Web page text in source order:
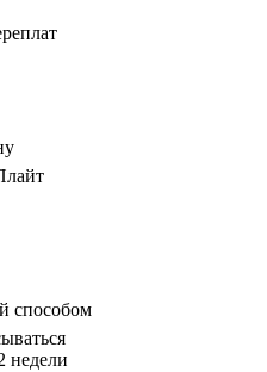
способом
недели